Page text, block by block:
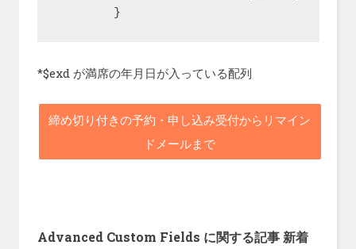
	}
*$exd が満席の年月日が入っている配列
締め切り付きの予約・申し込み受付からリマイン
ドメールまで
Advanced Custom Fields に関する記事 新着